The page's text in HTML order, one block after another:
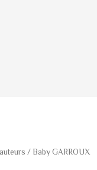
auteurs / Baby GARROUX